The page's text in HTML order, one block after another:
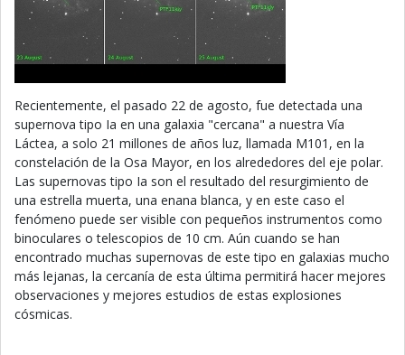
Recientemente, el pasado 22 de agosto, fue detectada una
supernova tipo Ia en una galaxia "cercana" a nuestra Vía
Láctea, a solo 21 millones de años luz, llamada M101, en la
constelación de la Osa Mayor, en los alrededores del eje polar.
Las supernovas tipo Ia son el resultado del resurgimiento de
una estrella muerta, una enana blanca, y en este caso el
fenómeno puede ser visible con pequeños instrumentos como
binoculares o telescopios de 10 cm. Aún cuando se han
encontrado muchas supernovas de este tipo en galaxias mucho
más lejanas, la cercanía de esta última permitirá hacer mejores
observaciones y mejores estudios de estas explosiones
cósmicas.